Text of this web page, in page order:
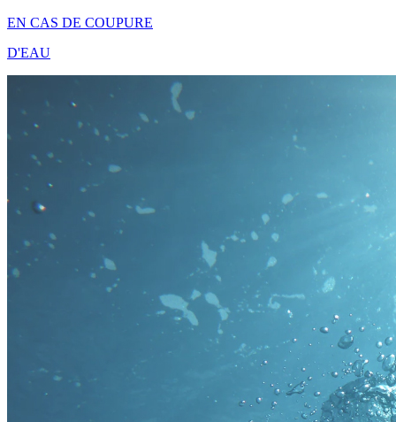
EN CAS DE COUPURE
D'EAU